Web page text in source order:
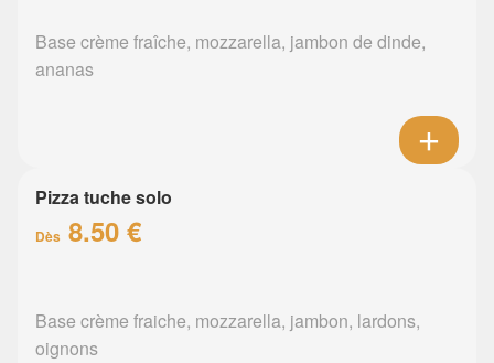
Base crème fraîche, mozzarella, jambon de dinde,
ananas
Pizza tuche solo
Dès 8.50 €
Base crème fraiche, mozzarella, jambon, lardons,
oignons